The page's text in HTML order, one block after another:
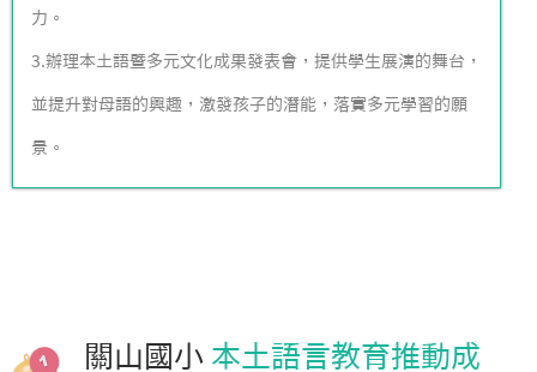
力。
3.辦理本土語暨多元文化成果發表會，提供學生展演的舞台，
並提升對母語的興趣，激發孩子的潛能，落實多元學習的願
景。
關山國小 本土語言教育推動成